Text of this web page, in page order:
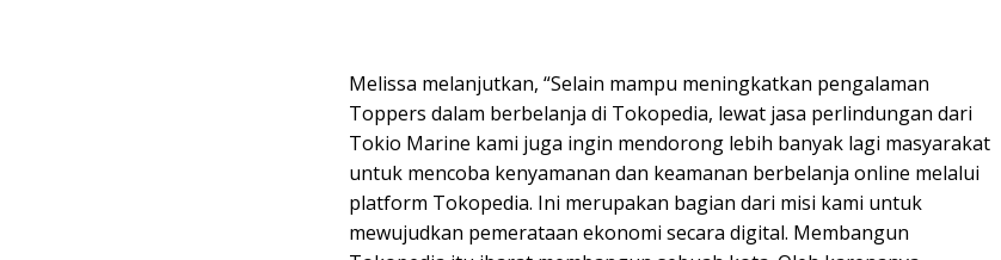
Melissa melanjutkan, “Selain mampu meningkatkan pengalaman
Toppers dalam berbelanja di Tokopedia, lewat jasa perlindungan dari
Tokio Marine kami juga ingin mendorong lebih banyak lagi masyarakat
untuk mencoba kenyamanan dan keamanan berbelanja online melalui
platform Tokopedia. Ini merupakan bagian dari misi kami untuk
mewujudkan pemerataan ekonomi secara digital. Membangun